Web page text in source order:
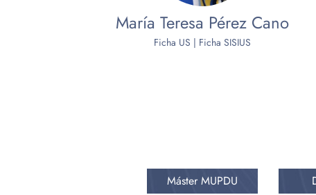
María Teresa Pérez Cano
Ficha US | Ficha SISIUS
Máster MUPDU